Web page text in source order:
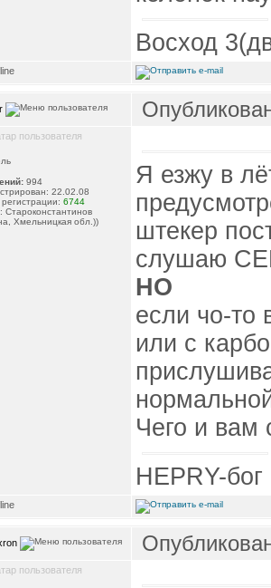
Восход
994
22.02.08
6744
Староконстантинов
Хмельницкая обл.))
Я езжу в
штекер
слушаю
НО
если чо-то
или с
Чего и вам
HEPRY-